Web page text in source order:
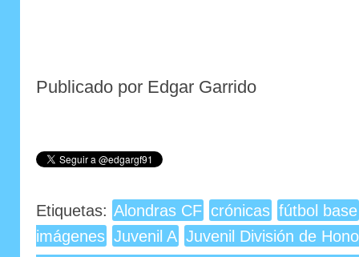
Publicado por Edgar Garrido
Etiquetas: Alondras CF crónicas fútbol base
imágenes Juvenil A Juvenil División de